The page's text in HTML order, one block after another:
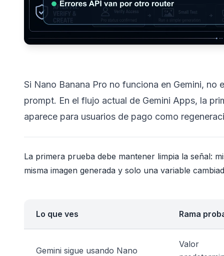
Si Nano Banana Pro no funciona en Gemini,
prompt. En el flujo actual de Gemini Apps, la
aparece para usuarios de pago como
La primera prueba debe mantener limpia la señal:
misma imagen generada y solo una variable
Lo que ves Rama
Gemini sigue usando Nano
Valor